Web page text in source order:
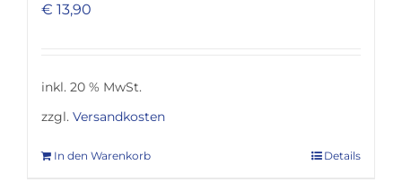
€ 13,90
inkl. 20 % MwSt.
zzgl. Versandkosten
In den Warenkorb Details